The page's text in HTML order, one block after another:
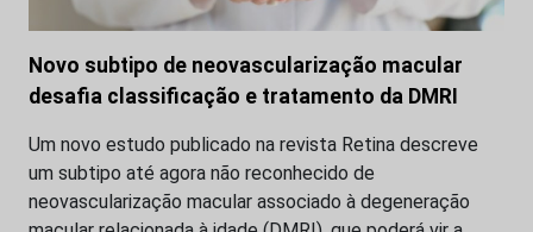
Novo subtipo de neovascularização macular
desafia classificação e tratamento da DMRI
Um novo estudo publicado na revista Retina descreve
um subtipo até agora não reconhecido de
neovascularização macular associado à degeneração